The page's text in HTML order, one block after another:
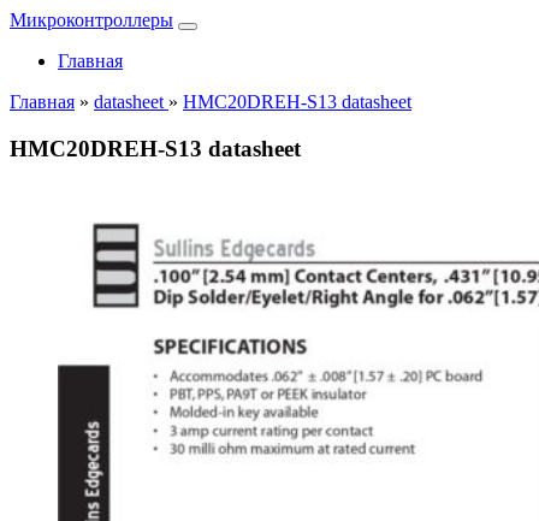
Микроконтроллеры
Главная
Главная » datasheet » HMC20DREH-S13 datasheet
HMC20DREH-S13 datasheet